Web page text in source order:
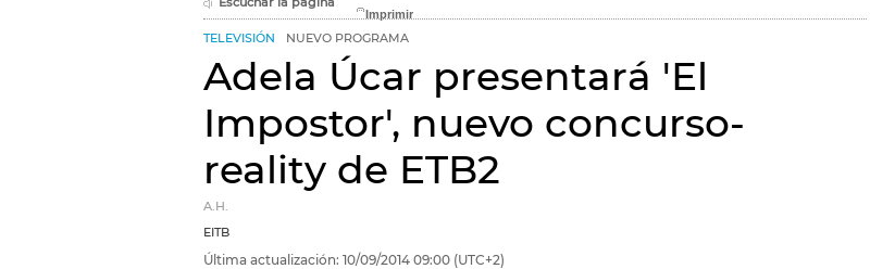
TELEVISIÓN NUEVO PROGRAMA
Adela Úcar presentará 'El
Impostor', nuevo concurso-
reality de ETB2
A.H.
EITB
Última actualización: 10/09/2014 09:00 (UTC+2)